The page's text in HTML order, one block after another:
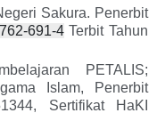
Sakura. Penerbit
691-4Terbit Tahun
PETALIS;
Islam, Penerbit
Sertifikat HaKI